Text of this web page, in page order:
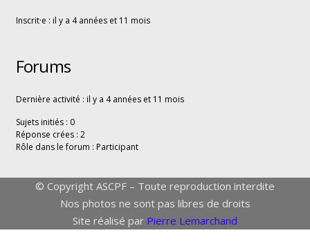
Inscrit·e : il y a 4 années et 11 mois
Forums
Dernière activité : il y a 4 années et 11 mois
Sujets initiés : 0
Réponse crées : 2
Rôle dans le forum : Participant
© Copyright ASCPF – Toute reproduction interdite
Nos photos ne sont pas libres de droits
Site réalisé par Pierre Lemarchand